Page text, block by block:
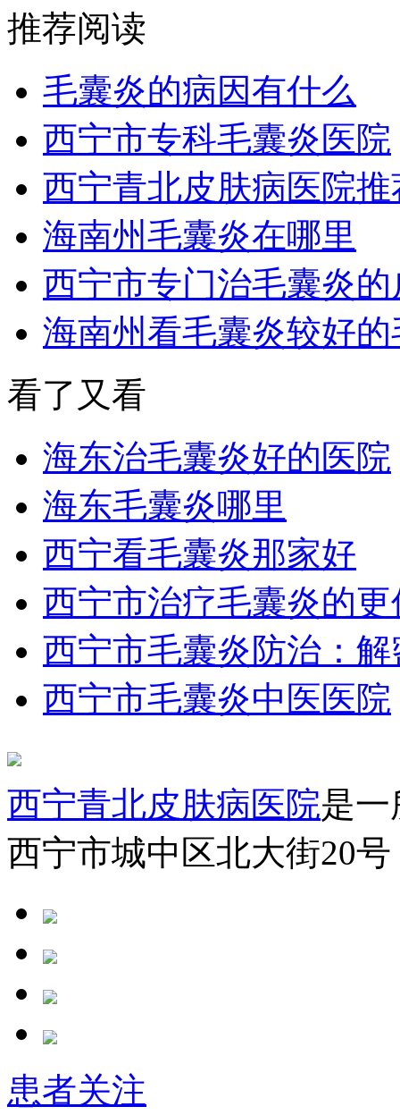
推荐阅读
毛囊炎的病因有什么
西宁市专科毛囊炎医院
西宁青北皮肤病医院
海南州毛囊炎在哪里
西宁市专门治毛囊炎
海南州看毛囊炎较好
看了又看
海东治毛囊炎好的医院
海东毛囊炎哪里
西宁看毛囊炎那家好
西宁市治疗毛囊炎的
西宁市毛囊炎防治：
西宁市毛囊炎中医医院
西宁青北皮肤病医院是
西宁市城中区北大街20
患者关注